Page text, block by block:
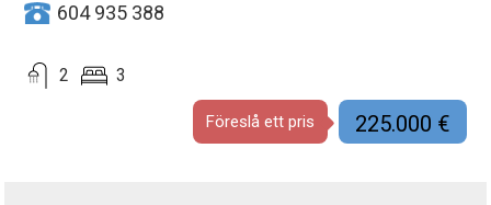
604 935 388
2 3
Föreslå ett pris 225.000 €